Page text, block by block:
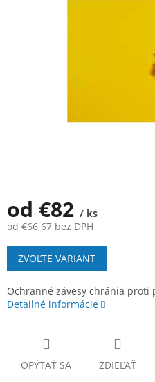
od €82 / ks
od €66,67 bez DPH
Jednotková
cena:
ZVOĽTE VARIANT
Ochranné závesy chránia
Detailné informácie
OPÝTAŤ SA ZDIEĽAŤ